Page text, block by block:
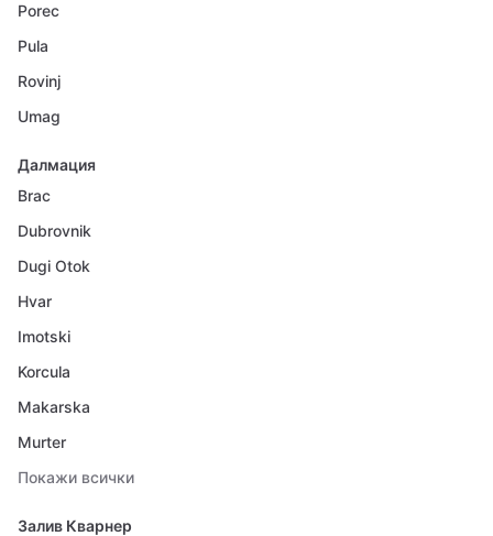
Porec
Pula
Rovinj
Umag
Далмация
Brac
Dubrovnik
Dugi Otok
Hvar
Imotski
Korcula
Makarska
Murter
Покажи всички
Залив Кварнер